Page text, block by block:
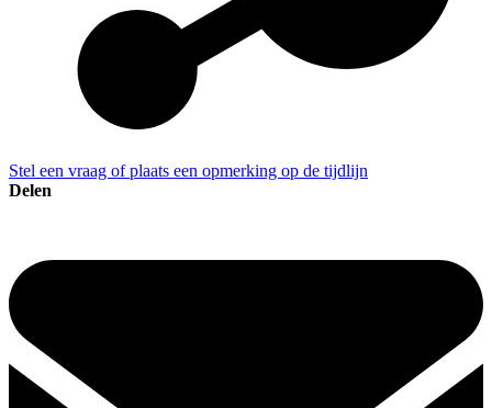
Stel een vraag of plaats een opmerking op de tijdlijn
Delen